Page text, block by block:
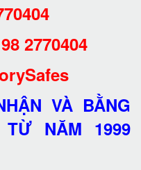
2770404
VÀ BẰNG
NĂM 1999